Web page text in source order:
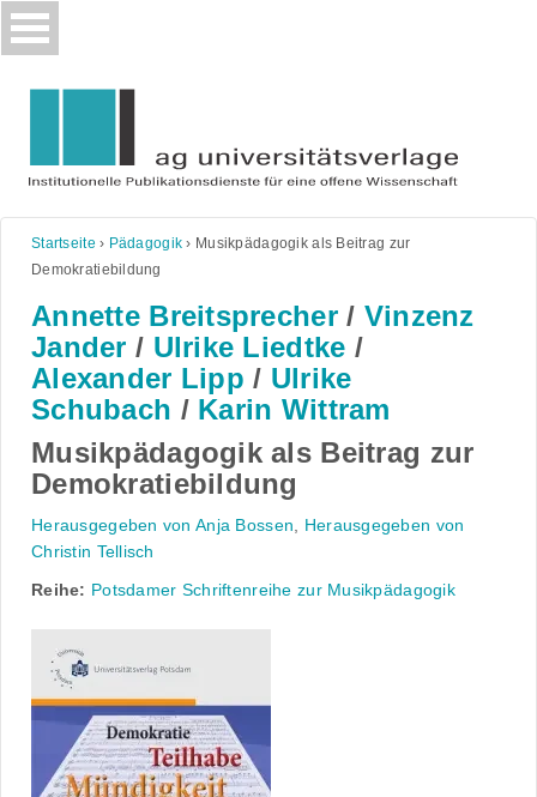
Skip
to
Startseite › Pädagogik › Musikpädagogik als Beitrag zur
Demokratiebildung
Annette Breitsprecher/ Vinzenz
Jander / Ulrike Liedtke /
Alexander Lipp / Ulrike
Schubach / Karin Wittram
Musikpädagogik als Beitrag zur
Demokratiebildung
Herausgegeben von Anja Bossen, Herausgegeben von
Christin Tellisch
Reihe: Potsdamer Schriftenreihe zur Musikpädagogik